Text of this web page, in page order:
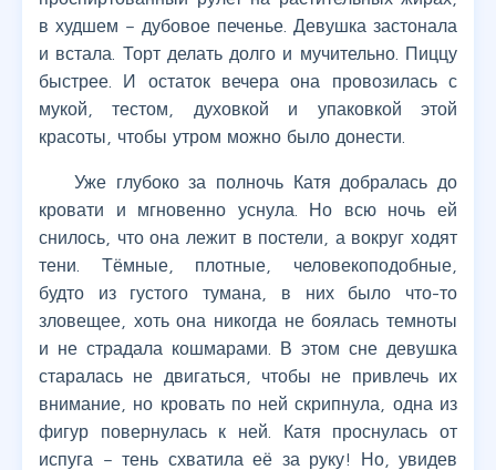
в худшем – дубовое печенье. Девушка застонала
и встала. Торт делать долго и мучительно. Пиццу
быстрее. И остаток вечера она провозилась с
мукой, тестом, духовкой и упаковкой этой
красоты, чтобы утром можно было донести.
Уже глубоко за полночь Катя добралась до
кровати и мгновенно уснула. Но всю ночь ей
снилось, что она лежит в постели, а вокруг ходят
тени. Тёмные, плотные, человекоподобные,
будто из густого тумана, в них было что-то
зловещее, хоть она никогда не боялась темноты
и не страдала кошмарами. В этом сне девушка
старалась не двигаться, чтобы не привлечь их
внимание, но кровать по ней скрипнула, одна из
фигур повернулась к ней. Катя проснулась от
испуга – тень схватила её за руку! Но, увидев